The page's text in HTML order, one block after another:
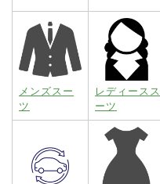
メンズスー
ツ
レディースス
ーツ